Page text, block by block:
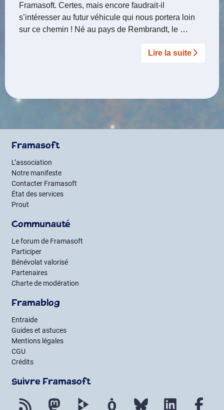
Framasoft. Certes, mais encore faudrait-il
s’intéresser au futur véhicule qui nous portera loin
sur ce chemin ! Né au pays de Rembrandt, le …
Lire la suite­­
Framasoft
L’association
Notre manifeste
Contacter Framasoft
État des services
Prout
Communauté
Le forum de Framasoft
Participer
Bénévolat valorisé
Partenaires
Charte de modération
Framablog
Entraide
Guides et astuces
Mentions légales
CGU
Crédits
Suivre Framasoft
Flux RSS Mastodon PeerTube Mobilizon Bluesky LinkedIn